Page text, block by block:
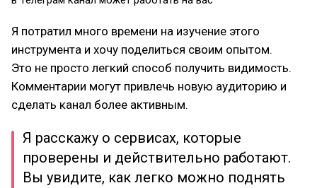
Я потратил много времени на изучение этого
инструмента и хочу поделиться своим опытом.
Это не просто легкий способ получить видимость.
Комментарии могут привлечь новую аудиторию и
сделать канал более активным.
Я расскажу о сервисах, которые
проверены и действительно работают.
Вы увидите, как легко можно поднять